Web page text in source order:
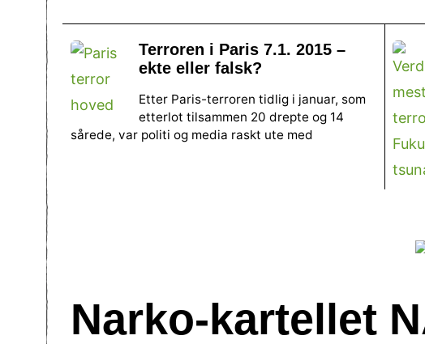
Terroren i Paris 7.1. 2015 –
ekte eller falsk?
Etter Paris-terroren tidlig i januar, som
etterlot tilsammen 20 drepte og 14
sårede, var politi og media raskt ute med
Narko-kartellet